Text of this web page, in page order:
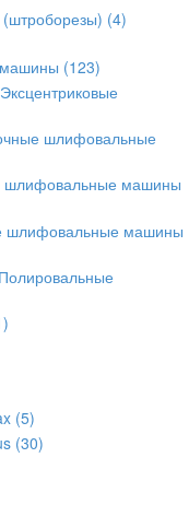
(4)
(123)
Эксцентриковые
шлифовальные
шлифовальные машины
шлифовальные машины
Полировальные
(5)
(30)